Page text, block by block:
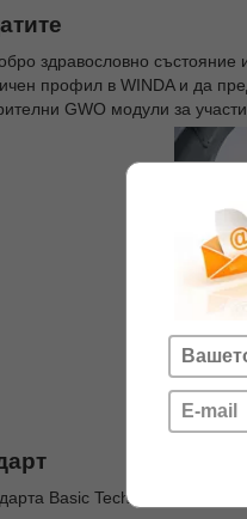
здравословно
профил в WINDA и да
GWO модули за
Basic Technical Training